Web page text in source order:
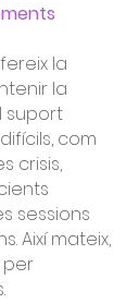
la
la
suport
com
crisis,
sessions
Així mateix,
per